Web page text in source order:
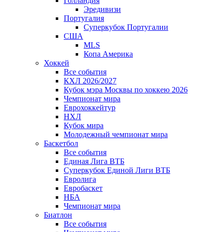
Эредивизи
Португалия
Суперкубок Португалии
США
MLS
Копа Америка
Хоккей
Все события
КХЛ 2026/2027
Кубок мэра Москвы по хоккею 2026
Чемпионат мира
Еврохоккейтур
НХЛ
Кубок мира
Молодежный чемпионат мира
Баскетбол
Все события
Единая Лига ВТБ
Суперкубок Единой Лиги ВТБ
Евролига
Евробаскет
НБА
Чемпионат мира
Биатлон
Все события